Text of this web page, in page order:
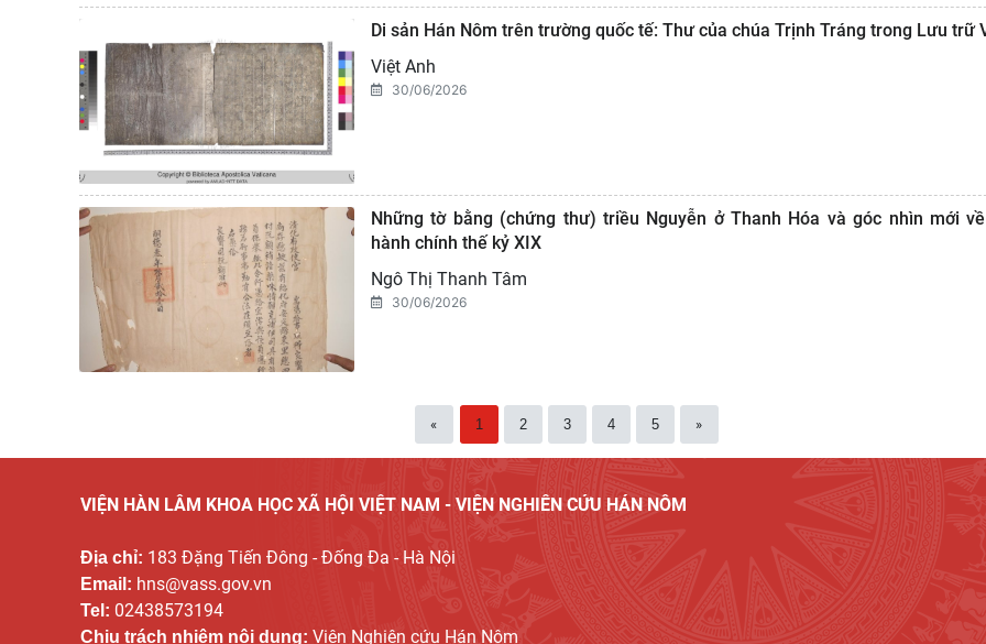
Di sản Hán Nôm trên trường quốc tế: Thư của chúa Trịnh Tráng trong Lưu trữ
Việt Anh
30/06/2026
Những tờ bằng (chứng thư) triều Nguyễn ở Thanh Hóa và góc nhìn mới
hành chính thế kỷ XIX
Ngô Thị Thanh Tâm
30/06/2026
« 1 2 3 4 5 »
VIỆN HÀN LÂM KHOA HỌC XÃ HỘI VIỆT NAM - VIỆN NGHIÊN CỨU HÁN NÔM
Địa chỉ: 183 Đặng Tiến Đông - Đống Đa - Hà Nội
Email: hns@vass.gov.vn
Tel: 02438573194
Chịu trách nhiệm nội dung: Viện Nghiên cứu Hán Nôm